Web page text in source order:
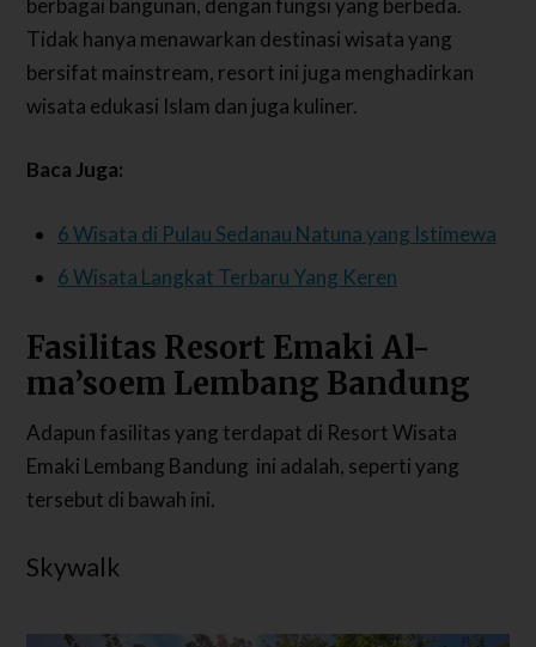
Tidak hanya menawarkan destinasi wisata yang
bersifat mainstream, resort ini juga menghadirkan
wisata edukasi Islam dan juga kuliner.
Baca Juga:
6 Wisata di Pulau Sedanau Natuna yang Istimewa
6 Wisata Langkat Terbaru Yang Keren
Fasilitas Resort Emaki Al-
ma’soem Lembang Bandung
Adapun fasilitas yang terdapat di Resort Wisata
Emaki Lembang Bandung ini adalah, seperti yang
tersebut di bawah ini.
Skywalk